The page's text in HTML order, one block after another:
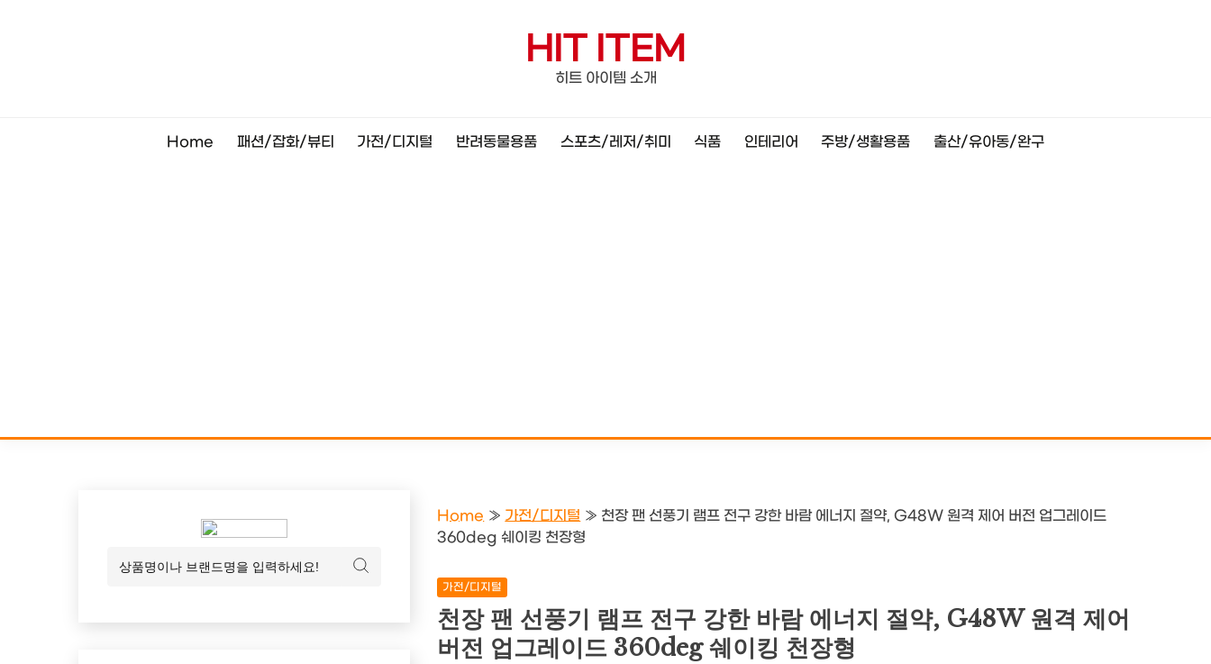
HIT ITEM
히트 아이템 소개
Home 패션/잡화/뷰티 가전/디지털 반려동물용품 스포츠/레저/취미 식품 인테리어 주방/생활용품 출산/유아동/완구
Home » 가전/디지털 » 천장 팬 선풍기 램프 전구 강한 바람 에너지 절약, G48W 원격 제어 버전 업그레이드
360deg 쉐이킹 천장형
가전/디지털
천장 팬 선풍기 램프 전구 강한 바람 에너지 절약, G48W 원격 제어
버전 업그레이드 360deg 쉐이킹 천장형